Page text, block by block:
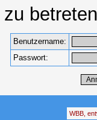
Benutzername:
Passwort:
WBB,